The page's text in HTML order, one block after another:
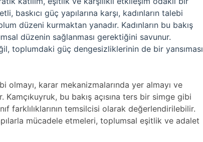
baskıcı güç yapılarına karşı, kadınların talebi
düzeni kurmaktan yanadır. Kadınların bu bakış
düzenin sağlanması gerektiğini savunur.
toplumdaki güç dengesizliklerinin de bir yansıması
olmayı, karar mekanizmalarında yer almayı ve
bu bakış açısına ters bir simge gibi
farklılıklarının temsilcisi olarak değerlendirilebilir.
mücadele etmeleri, toplumsal eşitlik ve adalet